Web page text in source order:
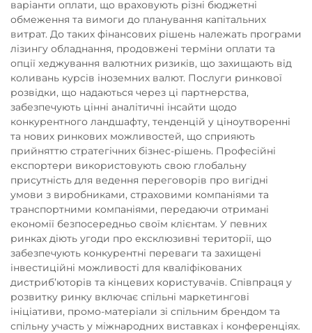
варіанти оплати, що враховують різні бюджетні
обмеження та вимоги до планування капітальних
витрат. До таких фінансових рішень належать програми
лізингу обладнання, продовжені терміни оплати та
опції хеджування валютних ризиків, що захищають від
коливань курсів іноземних валют. Послуги ринкової
розвідки, що надаються через ці партнерства,
забезпечують цінні аналітичні інсайти щодо
конкурентного ландшафту, тенденцій у ціноутворенні
та нових ринкових можливостей, що сприяють
прийняттю стратегічних бізнес-рішень. Професійні
експортери використовують свою глобальну
присутність для ведення переговорів про вигідні
умови з виробниками, страховими компаніями та
транспортними компаніями, передаючи отримані
економії безпосередньо своїм клієнтам. У певних
ринках діють угоди про ексклюзивні території, що
забезпечують конкурентні переваги та захищені
інвестиційні можливості для кваліфікованих
дистриб’юторів та кінцевих користувачів. Співпраця у
розвитку ринку включає спільні маркетингові
ініціативи, промо-матеріали зі спільним брендом та
спільну участь у міжнародних виставках і конференціях.